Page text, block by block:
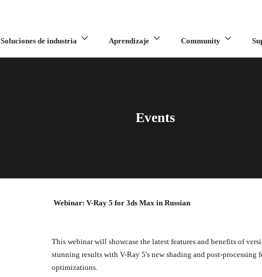
Soluciones de industria Aprendizaje Community
Events
Webinar: V-Ray 5 for 3ds Max in Russian
This webinar will showcase the latest features and benefits of
stunning results with V-Ray 5's new shading and post-processing
optimizations.